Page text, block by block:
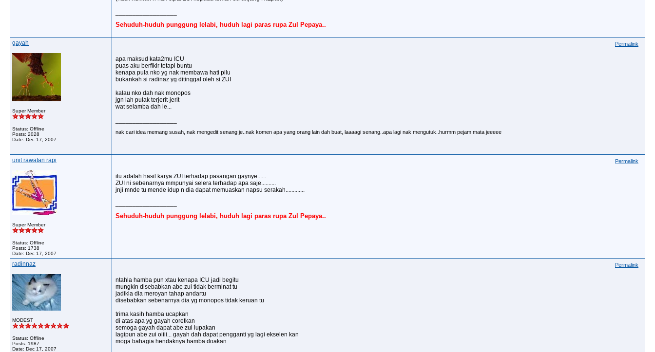
Sehuduh-huduh punggung lelabi, huduh lagi paras rupa Zul Pepaya..
gayah
Super Member
Status: Offline
Posts: 2028
Date: Dec 17, 2007
Permalink
apa maksud kata2mu ICU
puas aku berfikir tetapi buntu
kenapa pula nko yg nak membawa hati pilu
bukankah si radinaz yg ditinggal oleh si ZUI
kalau nko dah nak monopos
jgn lah pulak terjerit-jerit
wat selamba dah le...
nak cari idea memang susah, nak mengedit senang je..nak komen apa yang orang lain dah buat, laaaagi senang..apa lagi nak mengutuk..hurmm pejam mata jeeeee
unit rawatan rapi
Super Member
Status: Offline
Posts: 1738
Date: Dec 17, 2007
Permalink
itu adalah hasil karya ZUI terhadap pasangan gaynye......
ZUI ni sebenarnya mmpunyai selera terhadap apa saje..........
jnji mnde tu mende idup n dia dapat memuaskan napsu serakah.............
Sehuduh-huduh punggung lelabi, huduh lagi paras rupa Zul Pepaya..
radinnaz
MODEST
Status: Offline
Posts: 1987
Date: Dec 17, 2007
Permalink
ntahla hamba pun xtau kenapa ICU jadi begitu
mungkin disebabkan abe zui tidak berminat tu
jadikla dia meroyan tahap andartu
disebabkan sebenarnya dia yg monopos tidak keruan tu
trima kasih hamba ucapkan
di atas apa yg gayah coretkan
semoga gayah dapat abe zui lupakan
lagipun abe zui oiiii... gayah dah dapat pengganti yg lagi ekselen kan
moga bahagia hendaknya hamba doakan